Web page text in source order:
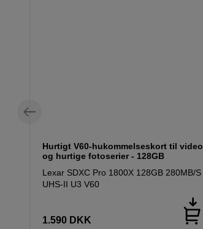
Hurtigt V60-hukommelseskort til video
og hurtige fotoserier - 128GB
Lexar SDXC Pro 1800X 128GB 280MB/S
UHS-II U3 V60
1.590 DKK